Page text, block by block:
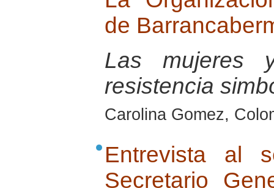
de
Las mujeres
resistencia
Carolina Gomez,
Entrevista al
Secretario